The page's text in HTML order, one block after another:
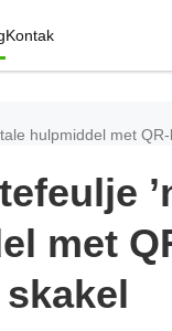
Kontak
hulpmiddel met
met